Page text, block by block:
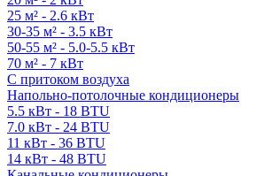
25 м² - 2.6 кВт
30-35 м² - 3.5 кВт
50-55 м² - 5.0-5.5 кВт
70 м² - 7 кВт
С притоком воздуха
Напольно-потолочные кондиционеры
5.5 кВт - 18 BTU
7.0 кВт - 24 BTU
11 кВт - 36 BTU
14 кВт - 48 BTU